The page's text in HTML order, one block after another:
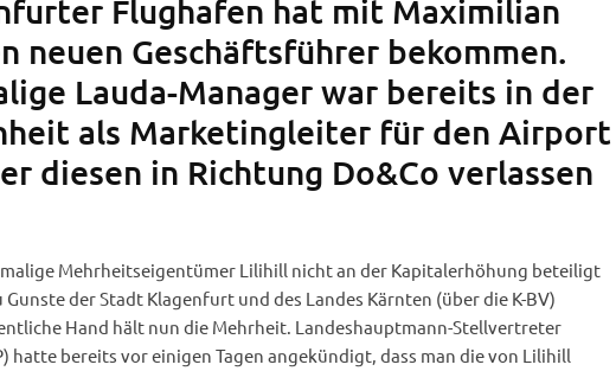
Flughafen hat mit Maximilian
neuen Geschäftsführer bekommen.
Lauda-Manager war bereits in der
als Marketingleiter für den Airport
diesen in Richtung Do&Co verlassen
Mehrheitseigentümer Lilihill nicht an der Kapitalerhöhung beteiligt
der Stadt Klagenfurt und des Landes Kärnten (über die K-BV)
Hand hält nun die Mehrheit. Landeshauptmann-Stellvertreter
hatte bereits vor einigen Tagen angekündigt, dass man die von Lilihill